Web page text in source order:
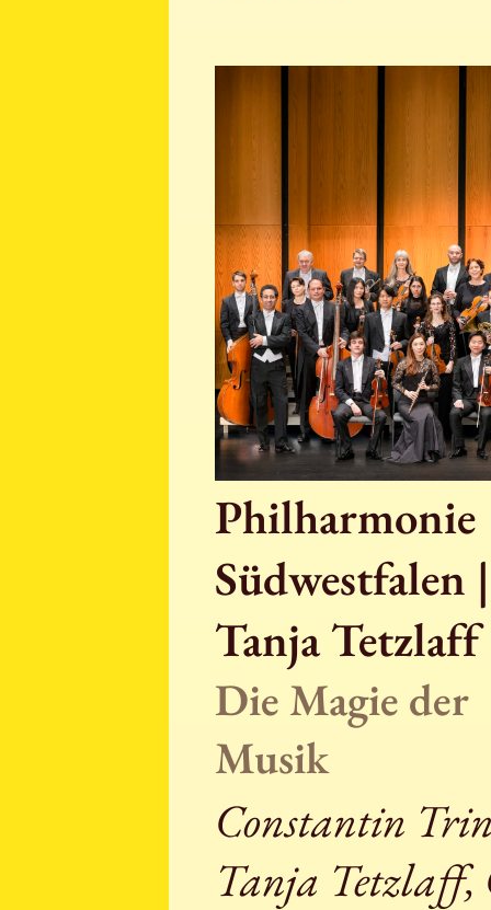
Philharmonie
Südwestfalen |
Tanja Tetzlaff
Die Magie der
Musik
Constantin
Tanja Tetzlaff,